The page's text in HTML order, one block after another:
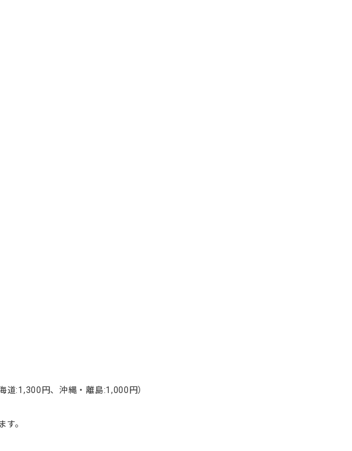
:1,300円、沖縄・離島:1,000円）
す。